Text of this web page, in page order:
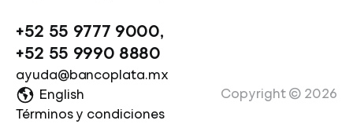
+52 55 9777 9000,
+52 55 9990 8880
ayuda@bancoplata.mx
English Copyright © 2026
Términos y condiciones